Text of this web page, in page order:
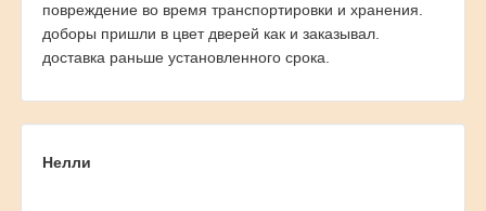
повреждение во время транспортировки и хранения.
доборы пришли в цвет дверей как и заказывал.
доставка раньше установленного срока.
Нелли